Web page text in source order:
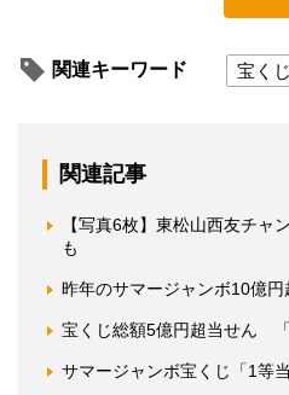
関連キーワード 宝くじ
関連記事
【写真6枚】東松山西友チ
も
昨年のサマージャンボ10億
宝くじ総額5億円超当せん
サマージャンボ宝くじ「1等